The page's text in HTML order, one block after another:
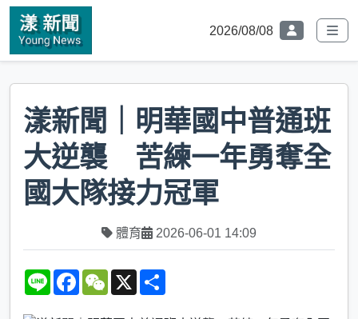
2026/08/08
漾新聞｜明華國中普通班
大逆襲 苦練一年勇奪全
國大隊接力冠軍
體育 2026-06-01 14:09
L
F
W
X